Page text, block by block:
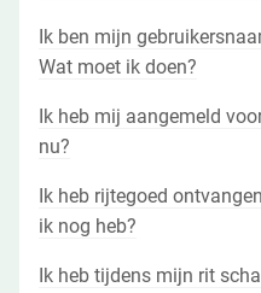
Ik ben mijn
Wat moet ik doen?
Ik heb mij aangemeld
nu?
Ik heb rijtegoed
ik nog heb?
Ik heb tijdens mijn rit